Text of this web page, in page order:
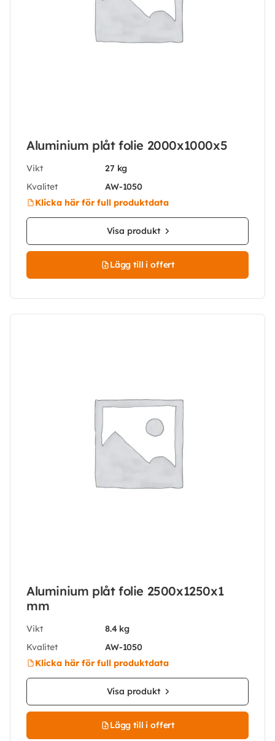
Aluminium plåt folie 2000x1000x5
Vikt
27 kg
Kvalitet
AW-1050
Klicka här för full produktdata
Visa produkt
Lägg till i offert
Aluminium plåt folie 2500x1250x1
mm
Vikt
8.4 kg
Kvalitet
AW-1050
Klicka här för full produktdata
Visa produkt
Lägg till i offert